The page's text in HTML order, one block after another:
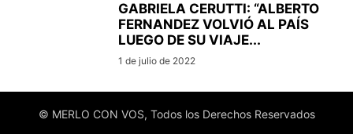
GABRIELA CERUTTI: “ALBERTO
FERNANDEZ VOLVIÓ AL PAÍS
LUEGO DE SU VIAJE...
1 de julio de 2022
© MERLO CON VOS, Todos los Derechos Reservados